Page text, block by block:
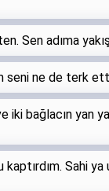
Sen adıma
seni ne de terk
iki bağlacın yan
Sahi